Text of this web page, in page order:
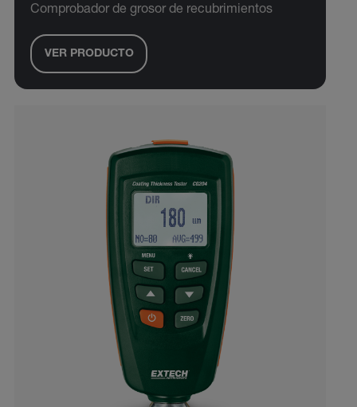
Comprobador de grosor de recubrimientos
VER PRODUCTO